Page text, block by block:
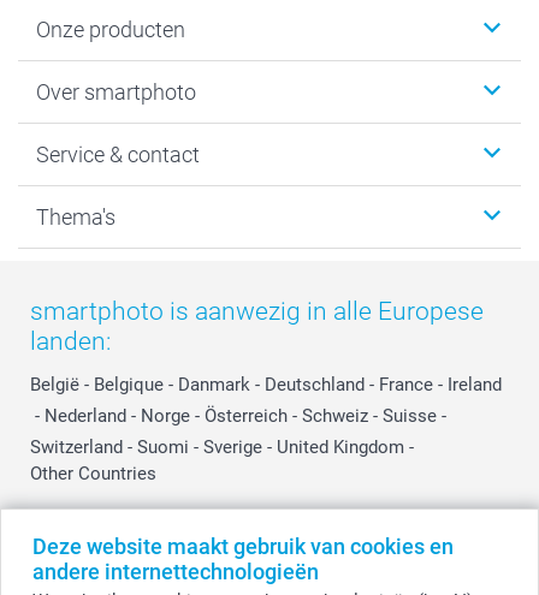
Deze website maakt gebruik van cookies en
andere internettechnologieën
Onze producten
Fotoboeken
Fotocadeaus
Kaarten
Over smartphoto
Vacatures
Bestelproces
Privacy
Cookiebeleid
Reviews
Prijslijst
Investor Relations
Service & contact
Tevredenheidsgarantie
smartbonus
smartfriends
service@smartphoto.nl
Affiliate partnerprogramma
Partnerships
Influencer partnerprogramma
Thema's
Moederdag
Vaderdag
Huwelijk
smartphoto is aanwezig in alle Europese
landen:
België - Belgique - Danmark - Deutschland - France - Ireland
- Nederland - Norge - Österreich - Schweiz - Suisse -
Switzerland - Suomi - Sverige - United Kingdom -
Other Countries
Alle prijzen zijn in EURO (€) inclusief BTW en exclusief verzendkosten.